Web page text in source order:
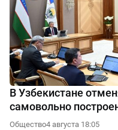
В Узбекистане
самовольно
Общество4 августа 18:05